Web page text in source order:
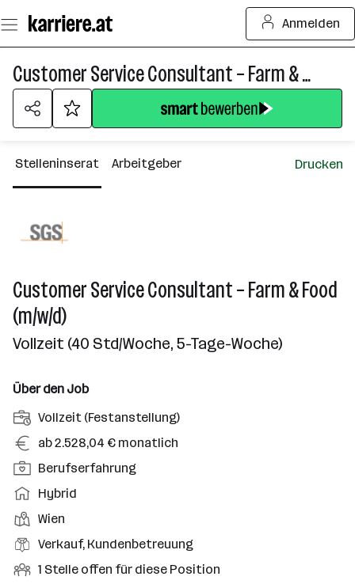
Seiteninhalt
springen
Anmelden
Customer Service Consultant – Farm & Food (m/w/d)
Stelleninserat Arbeitgeber Drucken
Customer Service Consultant – Farm & Food
(m/w/d)
Vollzeit (40 Std/Woche, 5-Tage-Woche)
Über den Job
A
n
t
e
l
u
n
Vollzeit (Festanstellung)
G
e
h
a
l
t
ab 2.528,04 € monatlich
P
o
i
t
i
Berufserfahrung
A
r
b
e
i
Hybrid
D
i
n
Wien
B
e
Verkauf, Kundenbetreuung
O
1 Stelle offen für diese Position